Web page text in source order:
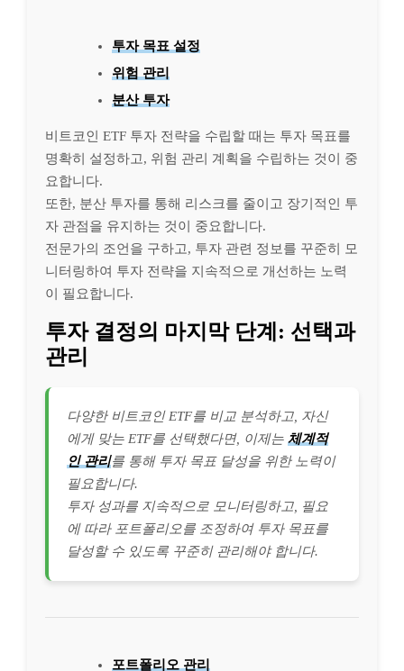
투자 목표 설정
위험 관리
분산 투자
비트코인 ETF 투자 전략을 수립할 때는 투자 목표를
명확히 설정하고, 위험 관리 계획을 수립하는 것이 중
요합니다.
또한, 분산 투자를 통해 리스크를 줄이고 장기적인 투
자 관점을 유지하는 것이 중요합니다.
전문가의 조언을 구하고, 투자 관련 정보를 꾸준히 모
니터링하여 투자 전략을 지속적으로 개선하는 노력
이 필요합니다.
투자 결정의 마지막 단계: 선택과
관리
다양한 비트코인 ETF를 비교 분석하고, 자신
에게 맞는 ETF를 선택했다면, 이제는 체계적
인 관리를 통해 투자 목표 달성을 위한 노력이
필요합니다.
투자 성과를 지속적으로 모니터링하고, 필요
에 따라 포트폴리오를 조정하여 투자 목표를
달성할 수 있도록 꾸준히 관리해야 합니다.
포트폴리오 관리